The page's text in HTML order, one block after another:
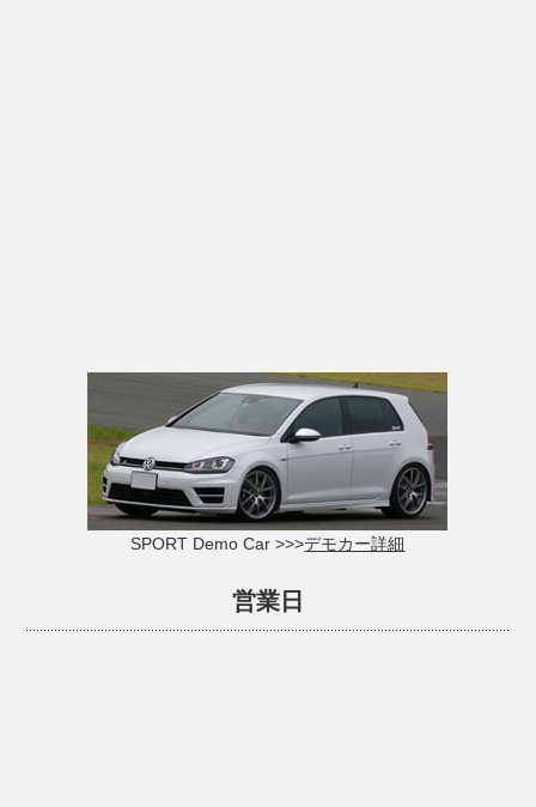
SPORT Demo Car >>>デモカー詳細
営業日